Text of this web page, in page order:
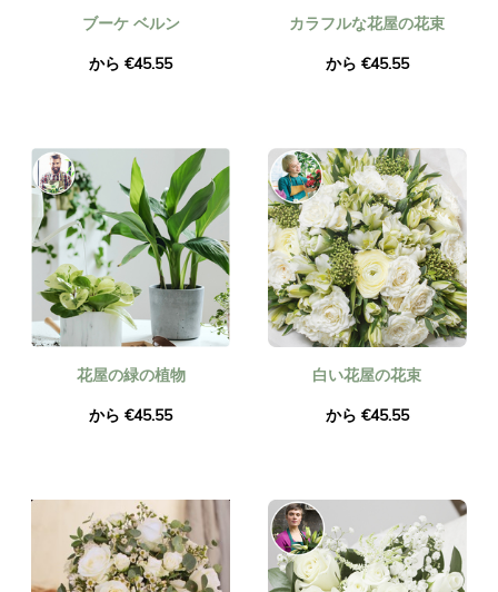
ブーケ ベルン
から €45.55
カラフルな花屋の花束
から €45.55
花屋の緑の植物
から €45.55
白い花屋の花束
から €45.55